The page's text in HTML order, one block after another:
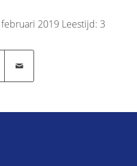
2019 Leestijd: 3